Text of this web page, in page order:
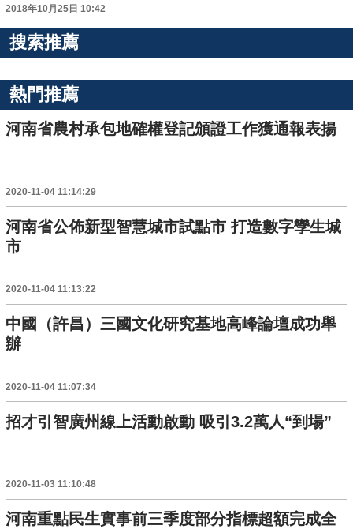
2018年10月25日 10:42
搜索推薦
熱門推薦
河南省農村承包地確權登記頒證工作獲通報表揚
2020-11-04 11:14:29
河南省公佈新型智慧城市試點市 打造數字孿生城
市
2020-11-04 11:13:22
中國（許昌）三國文化研究基地高峰論壇成功舉
辦
2020-11-04 11:07:34
招才引智廣州線上活動啟動 吸引3.2萬人“到場”
2020-11-03 11:10:48
河南重點民生實事前三季度部分指標超額完成全